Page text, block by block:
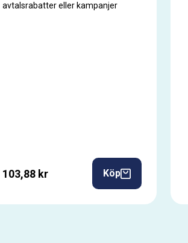
avtalsrabatter eller kampanjer
103,88 kr Köp